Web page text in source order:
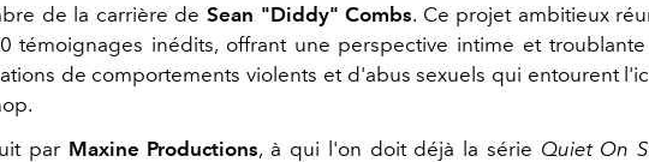
de la carrière de Sean "Diddy" Combs. Ce projet ambitieux
témoignages inédits, offrant une perspective intime et
de comportements violents et d'abus sexuels qui entourent
par Maxine Productions, à qui l'on doit déjà la série Quiet On